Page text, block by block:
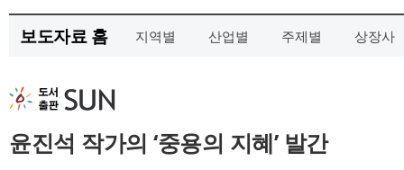
보도자료 홈 지역별 산업별 주제별 상장사
윤진석 작가의 ‘중용의 지혜’ 발간